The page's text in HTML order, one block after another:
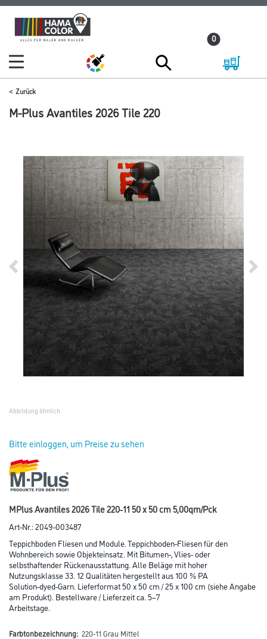
Zum
Inhalt
Zum
Navigationsmenü
0
Zurück
M-Plus Avantiles 2026 Tile 220
Abbildung ähnlich
Bitte einloggen, um Preise zu sehen
MPlus Avantiles 2026 Tile 220-11 50 x 50 cm 5,00qm/Pck
Art-Nr.:2049-003487
Teppichboden Fliesen und Module. Teppichboden-Fliesen für den
Wohnbereich sowie Objekteinsatz. Mit Bitumen-, Vlies- oder
selbsthaftender Rückenausstattung. Alle Beläge mit hoher
Nutzungsklasse 33. 12 Qualitäten hergestellt aus 100 % PA
Solution-dyed-Garn. Lieferformat 50 x 50 cm / 25 x 100 cm (siehe Angabe
am Produkt). Bestellware / Lieferzeit ca. 5–7
Arbeitstage.
Farbtonbezeichnung: 220-11 Grau Mittel